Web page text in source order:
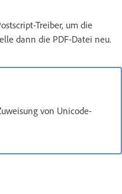
Treiber, um die
dann die PDF-Datei neu.
von Unicode-